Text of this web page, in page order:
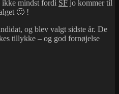
ikke mindst fordi SF jo kommer til
🙂 !
og blev valgt sidste år. De
tillykke – og god fornøjelse